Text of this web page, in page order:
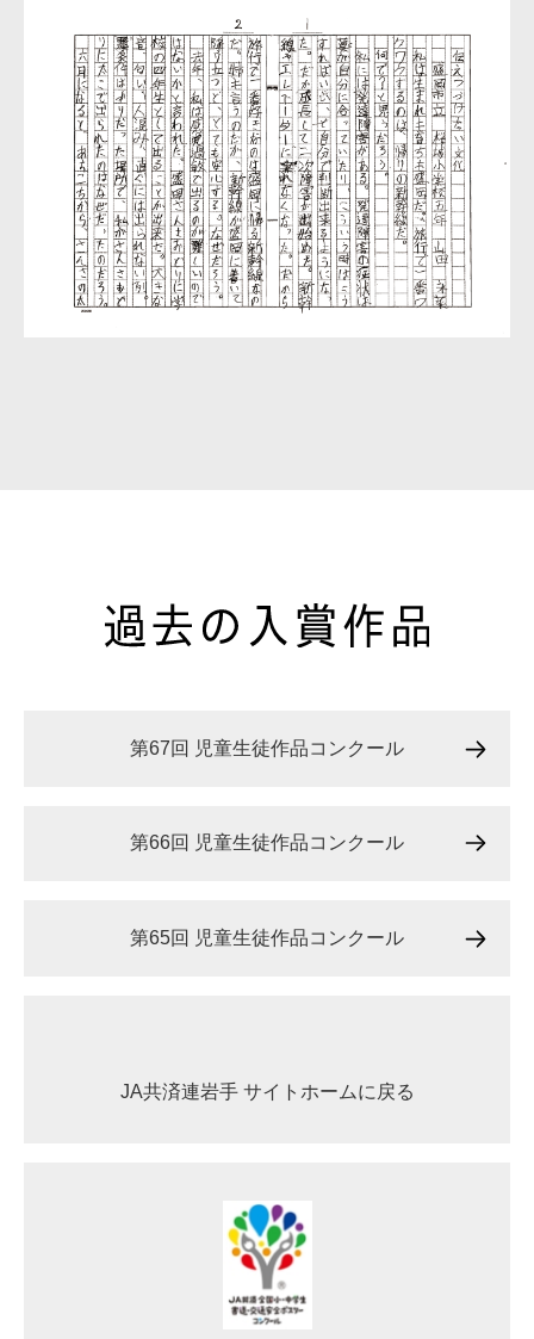
第67回 児童生徒作品コンクール
第66回 児童生徒作品コンクール
第65回 児童生徒作品コンクール
JA共済連岩手 サイトホームに戻る